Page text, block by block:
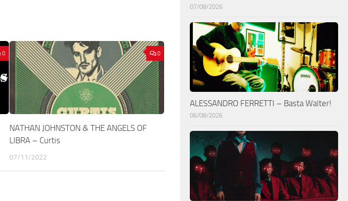
0 0
NATHAN JOHNSTON & THE ANGELS OF
LIBRA – Curtis
07/11/2022
07/08/2026
ALESSANDRO FERRETTI – Basta Walter!
06/08/2026